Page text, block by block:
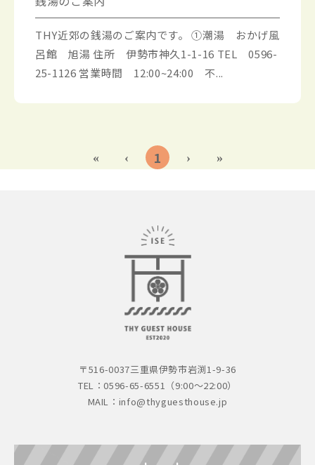
THY近郊の銭湯のご案内です。 ①潮湯 おかげ風
呂館 旭湯 住所 伊勢市神久1-1-16 TEL 0596-
25-1126 営業時間 12:00~24:00 不...
1
〒516-0037三重県伊勢市岩渕1-9-36
TEL：0596-65-6551（9:00～22:00）
MAIL： info@thyguesthouse.jp